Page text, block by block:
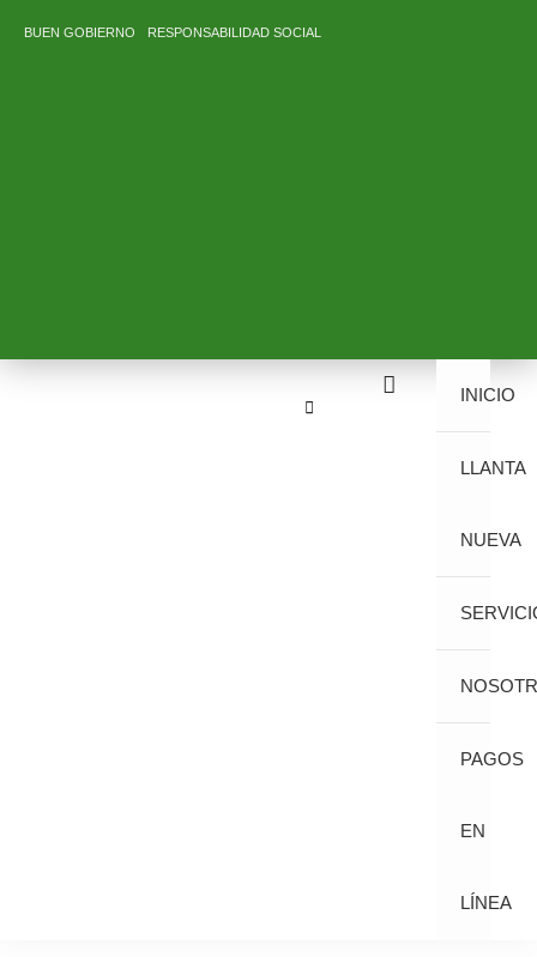
BUEN GOBIERNO RESPONSABILIDAD SOCIAL
INICIO
LLANTA
NUEVA
PAGOS
EN
LÍNEA